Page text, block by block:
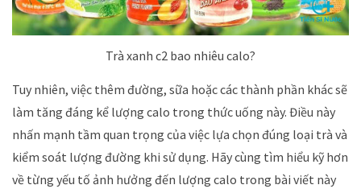
Trà xanh c2 bao nhiêu calo?
Tuy nhiên, việc thêm đường, sữa hoặc các thành phần khác sẽ
làm tăng đáng kể lượng calo trong thức uống này. Điều này
nhấn mạnh tầm quan trọng của việc lựa chọn đúng loại trà và
kiểm soát lượng đường khi sử dụng. Hãy cùng tìm hiểu kỹ hơn
về từng yếu tố ảnh hưởng đến lượng calo trong bài viết này